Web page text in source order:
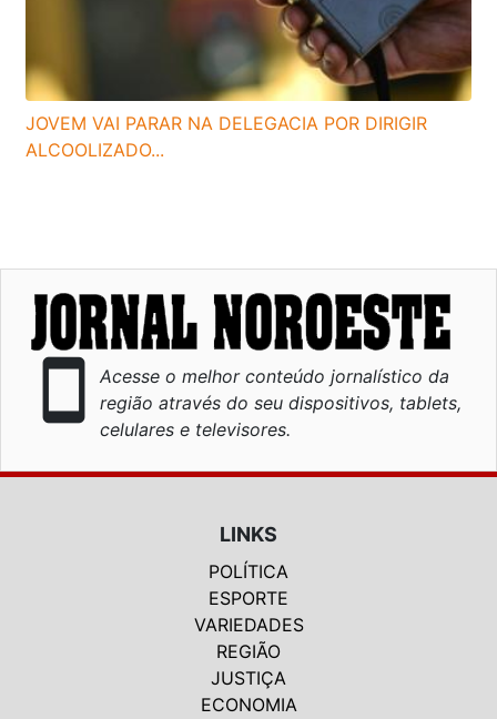
JOVEM VAI PARAR NA DELEGACIA POR DIRIGIR
ALCOOLIZADO...
smartphone
Acesse o melhor conteúdo jornalístico da
região através do seu dispositivos, tablets,
celulares e televisores.
LINKS
POLÍTICA
ESPORTE
VARIEDADES
REGIÃO
JUSTIÇA
ECONOMIA